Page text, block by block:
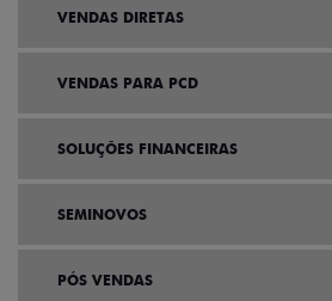
VENDAS DIRETAS
VENDAS PARA PCD
SOLUÇÕES FINANCEIRAS
SEMINOVOS